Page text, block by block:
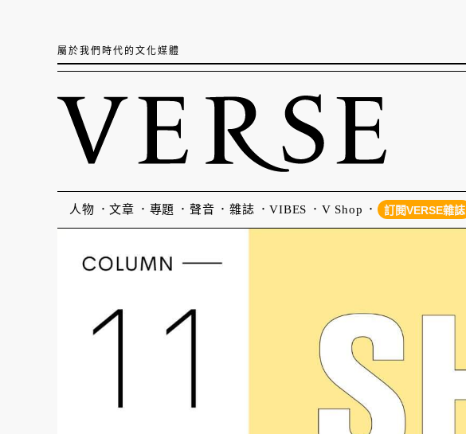
屬於我們時代的文化媒體
人物 文章 專題 聲音 雜誌 VIBES V Shop 訂閱VERSE雜誌